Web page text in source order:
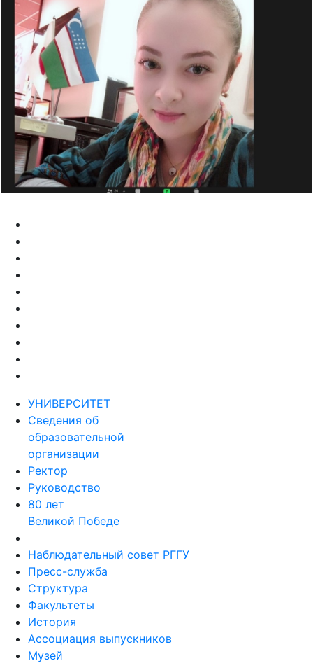
УНИВЕРСИТЕТ
Сведения об
образовательной
организации
Ректор
Руководство
80 лет
Великой Победе
Наблюдательный совет РГГУ
Пресс-служба
Структура
Факультеты
История
Ассоциация выпускников
Музей